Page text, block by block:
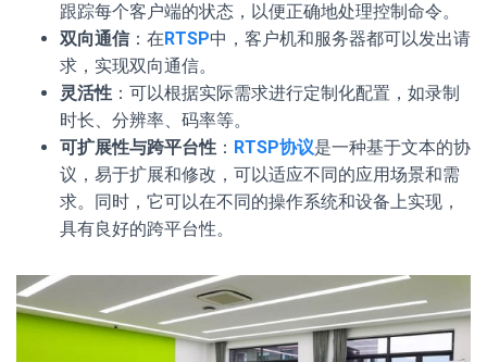
跟踪每个客户端的状态，以便正确地处理控制命令。
双向通信 ：在RTSP中，客户机和服务器都可以发出请
求，实现双向通信。
灵活性 ：可以根据实际需求进行定制化配置，如录制
时长、分辨率、码率等。
可扩展性与跨平台性 ： RTSP协议是一种基于文本的协
议，易于扩展和修改，可以适应不同的应用场景和需
求。同时，它可以在不同的操作系统和设备上实现，
具有良好的跨平台性。